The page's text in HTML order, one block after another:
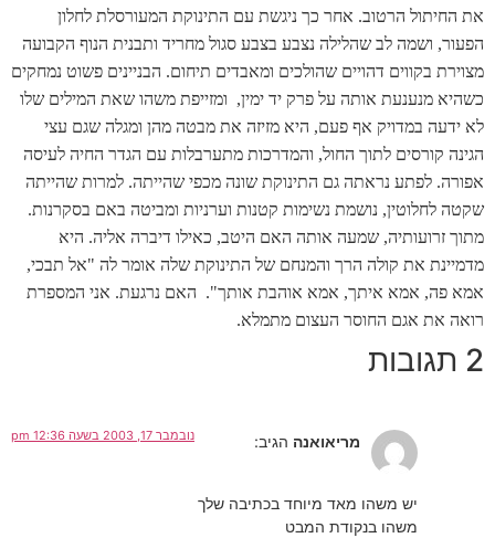
את החיתול הרטוב. אחר כך ניגשת עם התינוקת המעורסלת לחלון
הפעור, ושמה לב שהלילה נצבע בצבע סגול מחריד ותבנית הנוף הקבועה
מצוירת בקווים דהויים שהולכים ומאבדים תיחום. הבניינים פשוט נמחקים
כשהיא מנענעת אותה על פרק יד ימין, ומזייפת משהו שאת המילים שלו
לא ידעה במדויק אף פעם, היא מזיזה את מבטה מהן ומגלה שגם עצי
הגינה קורסים לתוך החול, והמדרכות מתערבלות עם הגדר החיה לעיסה
אפורה. לפתע נראתה גם התינוקת שונה מכפי שהייתה. למרות שהייתה
שקטה לחלוטין, נושמת נשימות קטנות וערניות ומביטה באם בסקרנות.
מתוך זרועותיה, שמעה אותה האם היטב, כאילו דיברה אליה. היא
מדמיינת את קולה הרך והמנחם של התינוקת שלה אומר לה "אל תבכי,
אמא פה, אמא איתך, אמא אוהבת אותך". האם נרגעת. אני המספרת
רואה את אגם החוסר העצום מתמלא.
2 תגובות
מריאואנה הגיב: נובמבר 17, 2003 בשעה 12:36 pm
יש משהו מאד מיוחד בכתיבה שלך
משהו בנקודת המבט